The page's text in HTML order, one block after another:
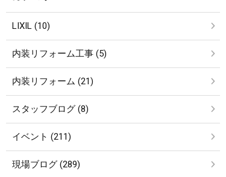
LIXIL (10)
内装リフォーム工事 (5)
内装リフォーム (21)
スタッフブログ (8)
イベント (211)
現場ブログ (289)